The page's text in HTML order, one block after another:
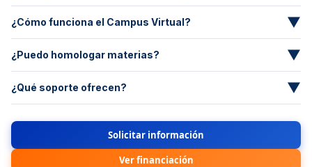
asesoramos según tu caso.
¿Cómo funciona el Campus Virtual? ▼
en línea.
¿Puedo homologar materias? ▼
¿Qué soporte ofrecen? ▼
Solicitar información
Ver financiación